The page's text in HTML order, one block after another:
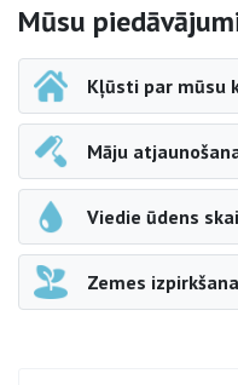
Sāna
Mūsu
Kļūsti par mūsu
Māju
Viedie ūdens
Zemes izpirkšana